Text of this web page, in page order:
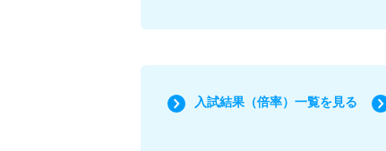
入試結果（倍率）一覧を見る